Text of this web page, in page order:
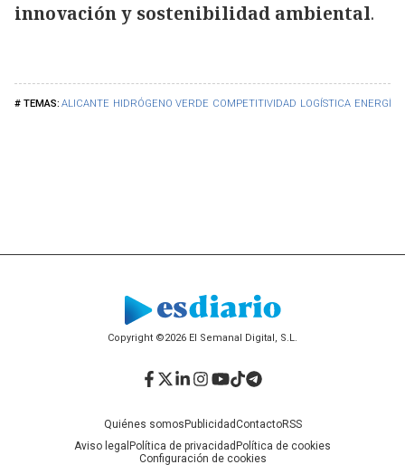
ALICANTE HIDRÓGENO VERDE COMPETITIVIDAD LOGÍSTICA
innovación y sostenibilidad ambiental.
Copyright ©2026 El Semanal Digital, S.L.
Quiénes somos PublicidadContactoRSS
Aviso legal Política de privacidad Política de cookies
Configuración de cookies
Facebook
Twitter
LinkedIn
Instagram
YouTube
TikTok
Telegram